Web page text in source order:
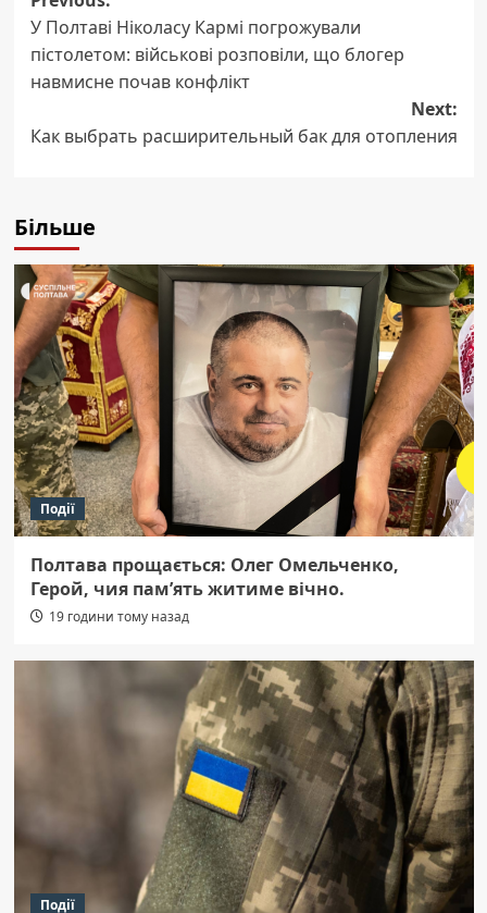
navigation
У Полтаві Ніколасу Кармі погрожували
пістолетом: військові розповіли, що блогер
навмисне почав конфлікт
Next:
Как выбрать расширительный бак для отопления
Більше
Події
Полтава прощається: Олег Омельченко,
Герой, чия пам’ять житиме вічно.
19 години тому назад
Події